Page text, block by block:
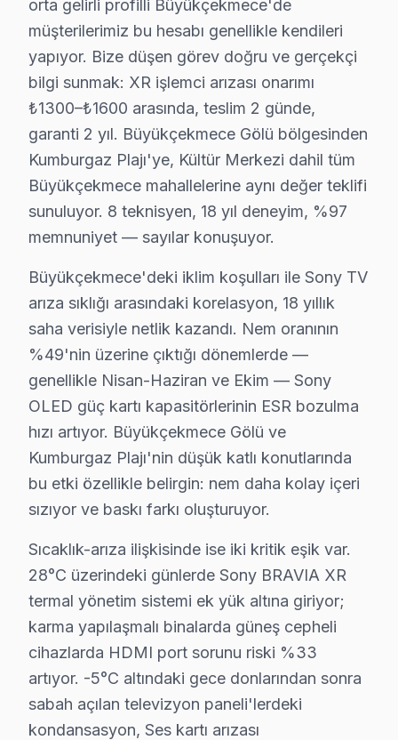
Dizdariye Mahallesi, Sony televizyonunuz
Fatih'te Sony TV Servisi
Fatih Mahallesi'nde, Sony ekran'lerde sıkça rastlanan
Güzelce'de Sony TV Servisi
Güzelce Mahallesi, Sony televizyonunuz
Hürriyet'te Sony TV Servisi
Hürriyet Mahallesi'nde, Sony televizyon tamiri
Kamiloba'da Sony TV Servisi
Kamiloba Mahallesi'nde, Sony ekran bakım hizmeti
Karaağaç'ta Sony TV Servisi
Karaağaç Mahallesi'nde Sony TV bakım hizmeti
Kumburgaz'da Sony TV Servisi
Kumburgaz Mahallesi'nde Sony televizyon tamiri için
Mimarsinan'da Sony TV Servisi
Muratbey'de Sony TV Servisi
Muratbey Mahallesi'nde Sony TV tamiri ararken,
Pınartepe'de Sony TV Servisi
Pınartepe Mahallesi'nde, Sony TV tamiri için tercih
Sırtköy'de Sony TV Servisi
orta gelirli profilli Büyükçekmece'de
müşterilerimiz bu hesabı genellikle kendileri
yapıyor. Bize düşen görev doğru ve gerçekçi
bilgi sunmak: XR işlemci arızası onarımı
₺1300–₺1600 arasında, teslim 2 günde,
garanti 2 yıl. Büyükçekmece Gölü bölgesinden
Kumburgaz Plajı'ye, Kültür Merkezi dahil tüm
Büyükçekmece mahallelerine aynı değer teklifi
sunuluyor. 8 teknisyen, 18 yıl deneyim, %97
memnuniyet — sayılar konuşuyor.
Büyükçekmece'deki iklim koşulları ile Sony TV
arıza sıklığı arasındaki korelasyon, 18 yıllık
saha verisiyle netlik kazandı. Nem oranının
%49'nin üzerine çıktığı dönemlerde —
genellikle Nisan-Haziran ve Ekim — Sony
OLED güç kartı kapasitörlerinin ESR bozulma
hızı artıyor. Büyükçekmece Gölü ve
Kumburgaz Plajı'nin düşük katlı konutlarında
bu etki özellikle belirgin: nem daha kolay içeri
sızıyor ve baskı farkı oluşturuyor.
Sıcaklık-arıza ilişkisinde ise iki kritik eşik var.
28°C üzerindeki günlerde Sony BRAVIA XR
termal yönetim sistemi ek yük altına giriyor;
karma yapılaşmalı binalarda güneş cepheli
cihazlarda HDMI port sorunu riski %33
artıyor. -5°C altındaki gece donlarından sonra
sabah açılan televizyon paneli'lerdeki
kondansasyon, Ses kartı arızası